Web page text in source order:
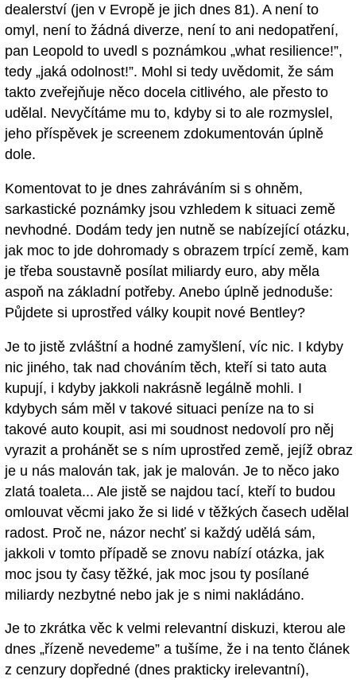
dealerství (jen v Evropě je jich dnes 81). A není to
omyl, není to žádná diverze, není to ani nedopatření,
pan Leopold to uvedl s poznámkou „what resilience!”,
tedy „jaká odolnost!”. Mohl si tedy uvědomit, že sám
takto zveřejňuje něco docela citlivého, ale přesto to
udělal. Nevyčítáme mu to, kdyby si to ale rozmyslel,
jeho příspěvek je screenem zdokumentován úplně
dole.
Komentovat to je dnes zahráváním si s ohněm,
sarkastické poznámky jsou vzhledem k situaci země
nevhodné. Dodám tedy jen nutně se nabízející otázku,
jak moc to jde dohromady s obrazem trpící země, kam
je třeba soustavně posílat miliardy euro, aby měla
aspoň na základní potřeby. Anebo úplně jednoduše:
Půjdete si uprostřed války koupit nové Bentley?
Je to jistě zvláštní a hodné zamyšlení, víc nic. I kdyby
nic jiného, tak nad chováním těch, kteří si tato auta
kupují, i kdyby jakkoli nakrásně legálně mohli. I
kdybych sám měl v takové situaci peníze na to si
takové auto koupit, asi mi soudnost nedovolí pro něj
vyrazit a prohánět se s ním uprostřed země, jejíž obraz
je u nás malován tak, jak je malován. Je to něco jako
zlatá toaleta... Ale jistě se najdou tací, kteří to budou
omlouvat věcmi jako že si lidé v těžkých časech udělal
radost. Proč ne, názor nechť si každý udělá sám,
jakkoli v tomto případě se znovu nabízí otázka, jak
moc jsou ty časy těžké, jak moc jsou ty posílané
miliardy nezbytné nebo jak je s nimi nakládáno.
Je to zkrátka věc k velmi relevantní diskuzi, kterou ale
dnes „řízeně nevedeme” a tušíme, že i na tento článek
z cenzury dopředné (dnes prakticky irelevantní),